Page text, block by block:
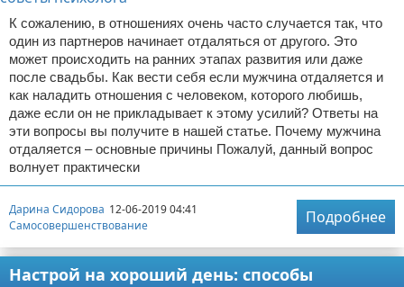
К сожалению, в отношениях очень часто случается так, что
один из партнеров начинает отдаляться от другого. Это
может происходить на ранних этапах развития или даже
после свадьбы. Как вести себя если мужчина отдаляется и
как наладить отношения с человеком, которого любишь,
даже если он не прикладывает к этому усилий? Ответы на
эти вопросы вы получите в нашей статье. Почему мужчина
отдаляется – основные причины Пожалуй, данный вопрос
волнует практически
Дарина Сидорова 12-06-2019 04:41
Самосовершенствование
Подробнее
Настрой на хороший день: способы